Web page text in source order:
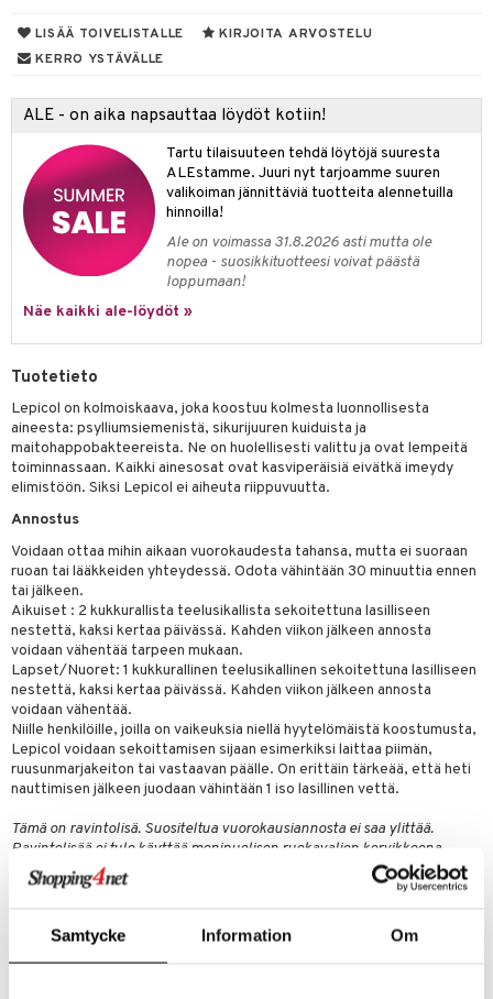
Samtycke Information Om
LISÄÄ TOIVELISTALLE
KIRJOITA ARVOSTELU
KERRO YSTÄVÄLLE
ALE - on aika napsauttaa löydöt kotiin!
Tartu tilaisuuteen tehdä löytöjä suuresta
ALEstamme. Juuri nyt tarjoamme suuren
valikoiman jännittäviä tuotteita alennetuilla
hinnoilla!
Ale on voimassa 31.8.2026 asti mutta ole
nopea - suosikkituotteesi voivat päästä
loppumaan!
Näe kaikki ale-löydöt »
Tuotetieto
Lepicol on kolmoiskaava, joka koostuu kolmesta luonnollisesta
aineesta: psylliumsiemenistä, sikurijuuren kuiduista ja
maitohappobakteereista. Ne on huolellisesti valittu ja ovat lempeitä
toiminnassaan. Kaikki ainesosat ovat kasviperäisiä eivätkä imeydy
elimistöön. Siksi Lepicol ei aiheuta riippuvuutta.
Annostus
Voidaan ottaa mihin aikaan vuorokaudesta tahansa, mutta ei suoraan
ruoan tai lääkkeiden yhteydessä. Odota vähintään 30 minuuttia ennen
tai jälkeen.
Aikuiset : 2 kukkurallista teelusikallista sekoitettuna lasilliseen
nestettä, kaksi kertaa päivässä. Kahden viikon jälkeen annosta
voidaan vähentää tarpeen mukaan.
Lapset/Nuoret: 1 kukkurallinen teelusikallinen sekoitettuna lasilliseen
nestettä, kaksi kertaa päivässä. Kahden viikon jälkeen annosta
voidaan vähentää.
Niille henkilöille, joilla on vaikeuksia niellä hyytelömäistä koostumusta,
Lepicol voidaan sekoittamisen sijaan esimerkiksi laittaa piimän,
ruusunmarjakeiton tai vastaavan päälle. On erittäin tärkeää, että heti
nauttimisen jälkeen juodaan vähintään 1 iso lasillinen vettä.
Tämä on ravintolisä. Suositeltua vuorokausiannosta ei saa ylittää.
Ravintolisää ei tule käyttää monipuolisen ruokavalion korvikkeena.
Säilytettävä pienten lasten ulottumattomissa.
Psyllium Husk (Ratamonsiemen), Frukto-oligosakkaridit (F.O.S.),
kuorinta
rasvahapot
vahvistavat
säätelevät
helpottava
K
energiaa
& vastauksia